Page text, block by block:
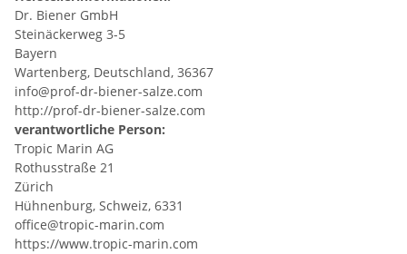
Dr. Biener GmbH
Steinäckerweg 3-5
Bayern
Wartenberg, Deutschland, 36367
info@prof-dr-biener-salze.com
http://prof-dr-biener-salze.com
verantwortliche Person:
Tropic Marin AG
Rothusstraße 21
Zürich
Hühnenburg, Schweiz, 6331
office@tropic-marin.com
https://www.tropic-marin.com